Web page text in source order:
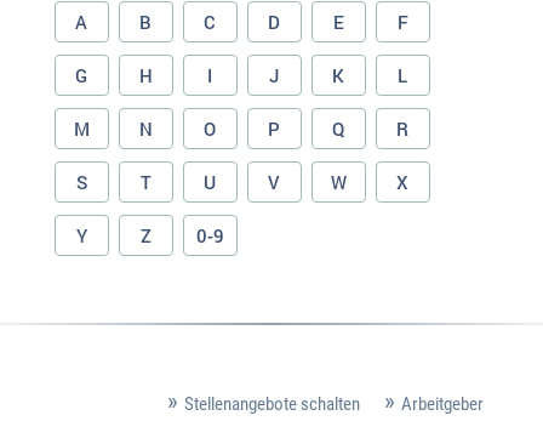
A B C D E F
G H I J K L
M N O P Q R
S T U V W X
Y Z 0-9
Stellenangebote schalten Arbeitgeber